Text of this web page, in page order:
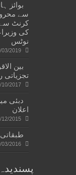
بوائز
سے
کرنٹ سے
کی
نوٹس
03/2019
بین
تجزیاتی
10/2017
دبئی
اعلان
12/2015
03/2016